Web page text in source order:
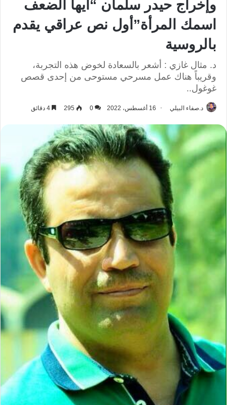
وإخراج حيدر سلمان “أيها الضعف
اسمك المرأة”أول نص عراقي يقدم
بالروسية
د. مثال غازي : أشعر بالسعادة لخوض هذه التجربة،
وقريباً هناك عمل مسرحي مستوحى من إحدى قصص
غوغول..
د.صفاء البيلي 16 أغسطس، 2022 0
295